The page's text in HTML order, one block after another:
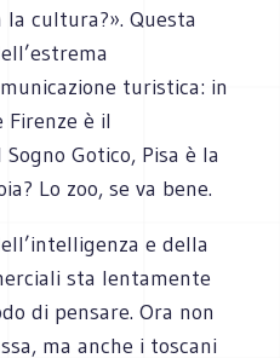
la cultura?». Questa
turistica: in
è il
Gotico, Pisa è la
Lo zoo, se va bene.
e della
sta lentamente
di pensare. Ora non
ma anche i toscani